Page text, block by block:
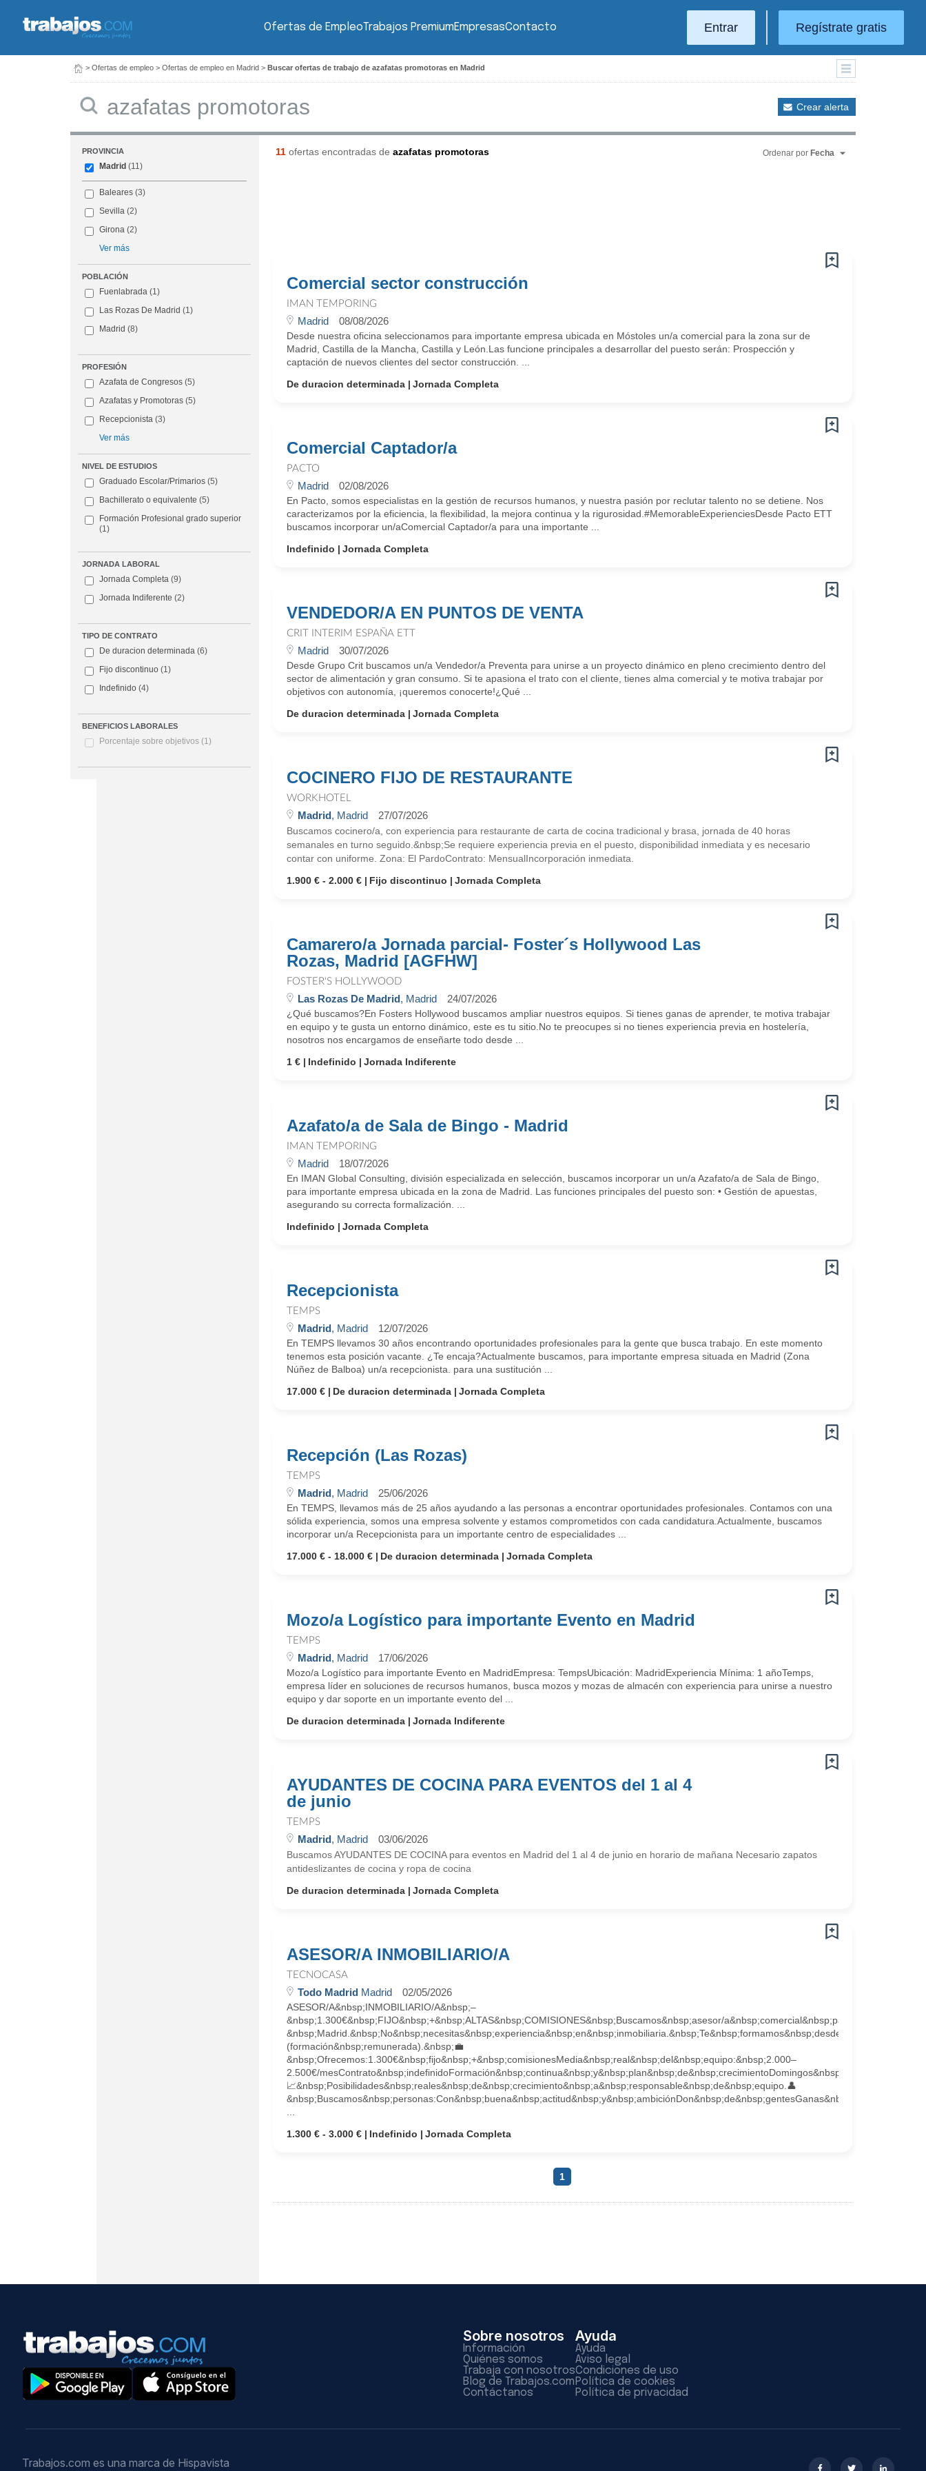
Ofertas de EmpleoTrabajos PremiumEmpresasContacto Entrar Regístrate gratis
> Ofertas de empleo > Ofertas de empleo en Madrid > Buscar ofertas de trabajo de azafatas promotoras en Madrid
Crear alerta
PROVINCIA
Madrid (11)
Baleares (3)
Sevilla (2)
Girona (2)
Ver más
POBLACIÓN
Fuenlabrada (1)
Las Rozas De Madrid (1)
Madrid (8)
PROFESIÓN
Azafata de Congresos (5)
Azafatas y Promotoras (5)
Recepcionista (3)
Ver más
NIVEL DE ESTUDIOS
Graduado Escolar/Primarios (5)
Bachillerato o equivalente (5)
Formación Profesional grado superior
(1)
JORNADA LABORAL
Jornada Completa (9)
Jornada Indiferente (2)
TIPO DE CONTRATO
De duracion determinada (6)
Fijo discontinuo (1)
Indefinido (4)
BENEFICIOS LABORALES
Porcentaje sobre objetivos (1)
11ofertas encontradas de azafatas promotoras Ordenar por Fecha
Comercial sector construcción
IMAN TEMPORING
Madrid 08/08/2026
Desde nuestra oficina seleccionamos para importante empresa ubicada en Móstoles un/a comercial para la zona sur de
Madrid, Castilla de la Mancha, Castilla y León.Las funcione principales a desarrollar del puesto serán: Prospección y
captación de nuevos clientes del sector construcción. ...
De duracion determinada
Jornada Completa
Comercial Captador/a
PACTO
Madrid 02/08/2026
En Pacto, somos especialistas en la gestión de recursos humanos, y nuestra pasión por reclutar talento no se detiene. Nos
caracterizamos por la eficiencia, la flexibilidad, la mejora continua y la rigurosidad.#MemorableExperienciesDesde Pacto ETT
buscamos incorporar un/aComercial Captador/a para una importante ...
Indefinido
Jornada Completa
VENDEDOR/A EN PUNTOS DE VENTA
CRIT INTERIM ESPAÑA ETT
Madrid 30/07/2026
Desde Grupo Crit buscamos un/a Vendedor/a Preventa para unirse a un proyecto dinámico en pleno crecimiento dentro del
sector de alimentación y gran consumo. Si te apasiona el trato con el cliente, tienes alma comercial y te motiva trabajar por
objetivos con autonomía, ¡queremos conocerte!¿Qué ...
De duracion determinada
Jornada Completa
COCINERO FIJO DE RESTAURANTE
WORKHOTEL
Madrid, Madrid 27/07/2026
Buscamos cocinero/a, con experiencia para restaurante de carta de cocina tradicional y brasa, jornada de 40 horas
semanales en turno seguido.&nbsp;Se requiere experiencia previa en el puesto, disponibilidad inmediata y es necesario
contar con uniforme. Zona: El PardoContrato: MensualIncorporación inmediata.
1.900 € - 2.000 €
Fijo discontinuo Jornada Completa
Camarero/a Jornada parcial- Foster´s Hollywood Las
Rozas, Madrid [AGFHW]
FOSTER'S HOLLYWOOD
Las Rozas De Madrid, Madrid 24/07/2026
¿Qué buscamos?En Fosters Hollywood buscamos ampliar nuestros equipos. Si tienes ganas de aprender, te motiva trabajar
en equipo y te gusta un entorno dinámico, este es tu sitio.No te preocupes si no tienes experiencia previa en hostelería,
nosotros nos encargamos de enseñarte todo desde ...
1 €
Indefinido Jornada Indiferente
Azafato/a de Sala de Bingo - Madrid
IMAN TEMPORING
Madrid 18/07/2026
En IMAN Global Consulting, división especializada en selección, buscamos incorporar un un/a Azafato/a de Sala de Bingo,
para importante empresa ubicada en la zona de Madrid. Las funciones principales del puesto son: • Gestión de apuestas,
asegurando su correcta formalización. ...
Indefinido
Jornada Completa
Recepcionista
TEMPS
Madrid, Madrid 12/07/2026
En TEMPS llevamos 30 años encontrando oportunidades profesionales para la gente que busca trabajo. En este momento
tenemos esta posición vacante. ¿Te encaja?Actualmente buscamos, para importante empresa situada en Madrid (Zona
Núñez de Balboa) un/a recepcionista. para una sustitución ...
17.000 €
De duracion determinada Jornada Completa
Recepción (Las Rozas)
TEMPS
Madrid, Madrid 25/06/2026
En TEMPS, llevamos más de 25 años ayudando a las personas a encontrar oportunidades profesionales. Contamos con una
sólida experiencia, somos una empresa solvente y estamos comprometidos con cada candidatura.Actualmente, buscamos
incorporar un/a Recepcionista para un importante centro de especialidades ...
17.000 € - 18.000 €
De duracion determinada Jornada Completa
Mozo/a Logístico para importante Evento en Madrid
TEMPS
Madrid, Madrid 17/06/2026
Mozo/a Logístico para importante Evento en MadridEmpresa: TempsUbicación: MadridExperiencia Mínima: 1 añoTemps,
empresa líder en soluciones de recursos humanos, busca mozos y mozas de almacén con experiencia para unirse a nuestro
equipo y dar soporte en un importante evento del ...
De duracion determinada
Jornada Indiferente
AYUDANTES DE COCINA PARA EVENTOS del 1 al 4
de junio
TEMPS
Madrid, Madrid 03/06/2026
Buscamos AYUDANTES DE COCINA para eventos en Madrid del 1 al 4 de junio en horario de mañana Necesario zapatos
antideslizantes de cocina y ropa de cocina
De duracion determinada
Jornada Completa
ASESOR/A INMOBILIARIO/A
TECNOCASA
Todo MadridMadrid 02/05/2026
ASESOR/A&nbsp;INMOBILIARIO/A&nbsp;–
&nbsp;1.300€&nbsp;FIJO&nbsp;+&nbsp;ALTAS&nbsp;COMISIONES&nbsp;Buscamos&nbsp;asesor/
(formación&nbsp;remunerada).&nbsp;💼
&nbsp;Ofrecemos:1.300€&nbsp;fijo&nbsp;+&nbsp;comisionesMedia&nbsp;real&nbsp;del&nbsp;equipo:&nbsp;2.000–
2.500€/
📈&nbsp;Posibilidades&nbsp;reales&nbsp;de&nbsp;crecimiento&nbsp;a&nbsp;responsable&nbsp;de&nbsp;equipo.👤
1.300 € - 3.000 €
Indefinido Jornada Completa
1
Sobre nosotros
Información
Quiénes somos
Trabaja con nosotros
Blog de Trabajos.com
Contáctanos
Ayuda
Ayuda
Aviso legal
Condiciones de uso
Política de cookies
Política de privacidad
Trabajos.com es una marca de Hispavista